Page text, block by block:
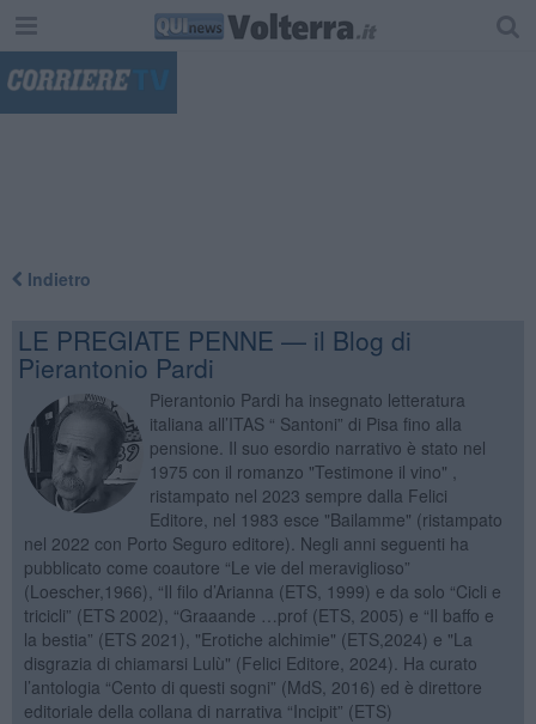
Indietro
LE PREGIATE PENNE — il Blog di
Pierantonio Pardi
Pierantonio Pardi ha insegnato letteratura
italiana all’ITAS “ Santoni” di Pisa fino alla
pensione. Il suo esordio narrativo è stato nel
1975 con il romanzo "Testimone il vino" ,
ristampato nel 2023 sempre dalla Felici
Editore, nel 1983 esce "Bailamme" (ristampato
nel 2022 con Porto Seguro editore). Negli anni seguenti ha
pubblicato come coautore “Le vie del meraviglioso”
(Loescher,1966), “Il filo d’Arianna (ETS, 1999) e da solo “Cicli e
tricicli” (ETS 2002), “Graaande …prof (ETS, 2005) e “Il baffo e
la bestia” (ETS 2021), "Erotiche alchimie" (ETS,2024) e "La
disgrazia di chiamarsi Lulù" (Felici Editore, 2024). Ha curato
l’antologia “Cento di questi sogni” (MdS, 2016) ed è direttore
editoriale della collana di narrativa “Incipit” (ETS)